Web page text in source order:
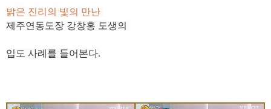
밝은 진리의 빛의 만난
제주연동도장 강창홍 도생의
입도 사례를 들어본다.